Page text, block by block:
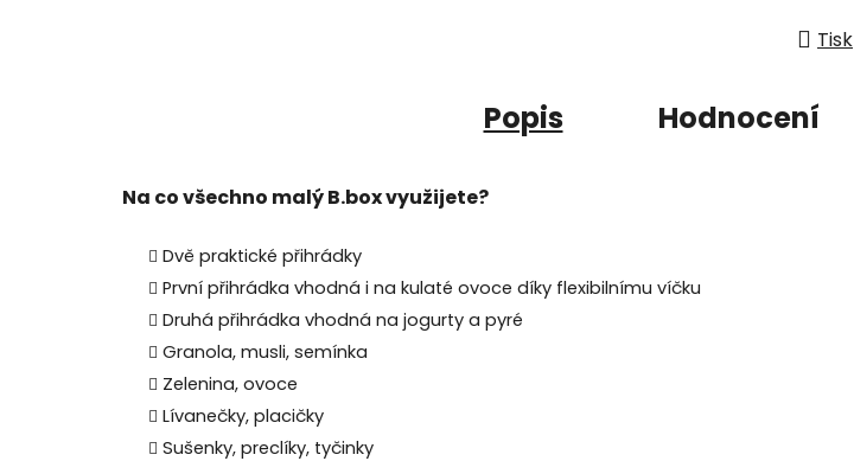
Tisk
Popis Hodnocení
Na co všechno malý B.box využijete?
Dvě praktické přihrádky
První přihrádka vhodná i na kulaté ovoce díky flexibilnímu víčku
Druhá přihrádka vhodná na jogurty a pyré
Granola, musli, semínka
Zelenina, ovoce
Lívanečky, placičky
Sušenky, preclíky, tyčinky